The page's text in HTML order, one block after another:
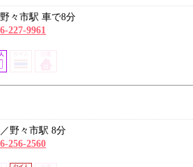
野々市駅 車で8分
227-9961
／野々市駅 8分
256-2560